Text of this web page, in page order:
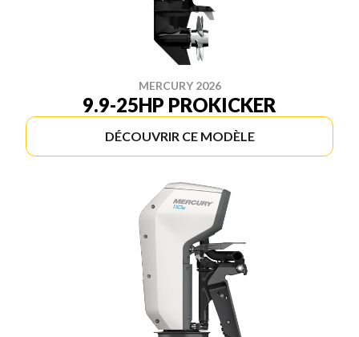
MERCURY 2026
9.9-25HP PROKICKER
DÉCOUVRIR CE MODÈLE